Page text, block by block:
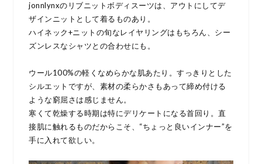
jonnlynxのリブニットボディスーツは、アウトにしてデ
ザインニットとして着るものあり。
ハイネック+ニットの旬なレイヤリングはもちろん、シー
ズンレスなシャツとの合わせにも。
ウール100%の軽くなめらかな肌あたり。すっきりとした
シルエットですが、素材の柔らかさもあって締め付ける
ような窮屈さは感じません。
寒くて乾燥する時期は特にデリケートになる首回り。直
接肌に触れるものだからこそ、“ちょっと良いインナー”を
手に入れて欲しい。